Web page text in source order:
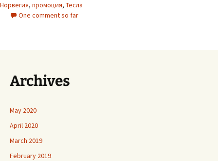
Норвегия, промоция, Тесла
One comment so far
Archives
May 2020
April 2020
March 2019
February 2019